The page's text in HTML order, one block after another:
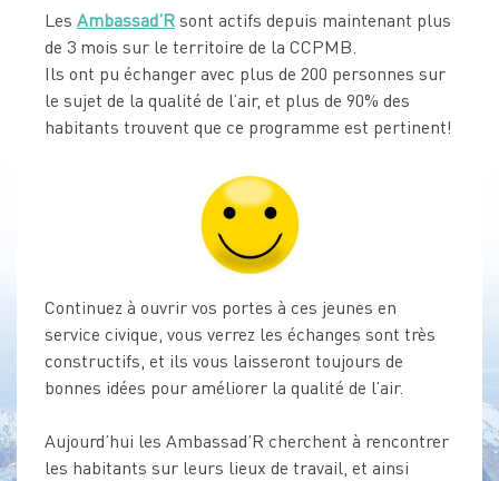
Les Ambassad’Rsont actifs depuis maintenant plus
de 3 mois sur le territoire de la CCPMB.
Ils ont pu échanger avec plus de 200 personnes sur
le sujet de la qualité de l’air, et plus de 90% des
habitants trouvent que ce programme est pertinent!
Continuez à ouvrir vos portes à ces jeunes en
service civique, vous verrez les échanges sont très
constructifs, et ils vous laisseront toujours de
bonnes idées pour améliorer la qualité de l’air.
Aujourd’hui les Ambassad’R cherchent à rencontrer
les habitants sur leurs lieux de travail, et ainsi